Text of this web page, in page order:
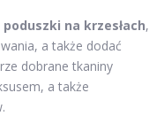
poduszki na krzesłach,
a także dodać
dobrane tkaniny
a także